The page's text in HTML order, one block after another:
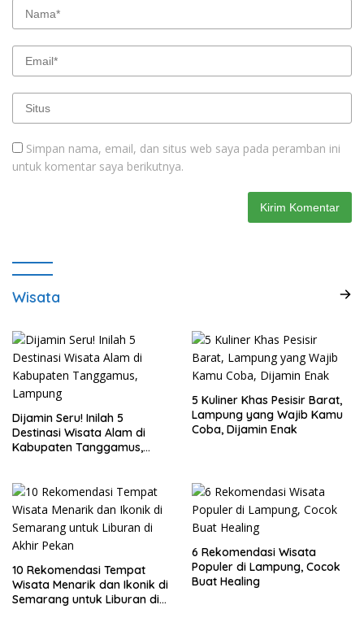
Simpan nama, email, dan situs web saya pada peramban ini
untuk komentar saya berikutnya.
Wisata
Dijamin Seru! Inilah 5
Destinasi Wisata Alam di
Kabupaten Tanggamus,
5 Kuliner Khas Pesisir Barat,
Lampung yang Wajib Kamu
Coba, Dijamin Enak
10 Rekomendasi Tempat
Wisata Menarik dan Ikonik di
Semarang untuk Liburan di
6 Rekomendasi Wisata
Populer di Lampung, Cocok
Buat Healing